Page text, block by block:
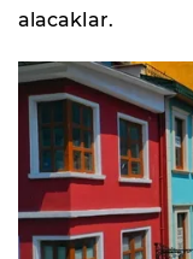
alacaklar.